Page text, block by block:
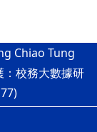
Chiao Tung
校務大數據研